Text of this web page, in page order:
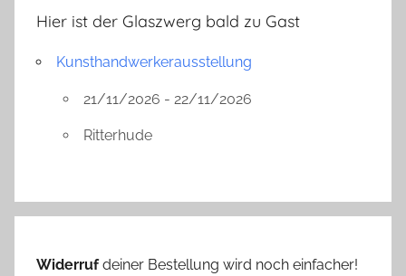
Hier ist der Glaszwerg bald zu Gast
Kunsthandwerkerausstellung
21/11/2026 - 22/11/2026
Ritterhude
Widerrufdeiner Bestellung wird noch einfacher!